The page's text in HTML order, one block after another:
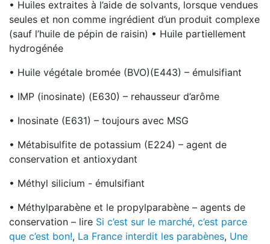
• Huiles extraites à l’aide de solvants, lorsque vendues
seules et non comme ingrédient d’un produit complexe
(sauf l’huile de pépin de raisin) • Huile partiellement
hydrogénée
• Huile végétale bromée (BVO)(E443) – émulsifiant
• IMP (inosinate) (E630) – rehausseur d’arôme
• Inosinate (E631) – toujours avec MSG
• Métabisulfite de potassium (E224) – agent de
conservation et antioxydant
• Méthyl silicium - émulsifiant
• Méthylparabène et le propylparabène – agents de
conservation – lire Si c’est sur le marché, c’est parce
que c’est bon!, La France interdit les parabènes, Une